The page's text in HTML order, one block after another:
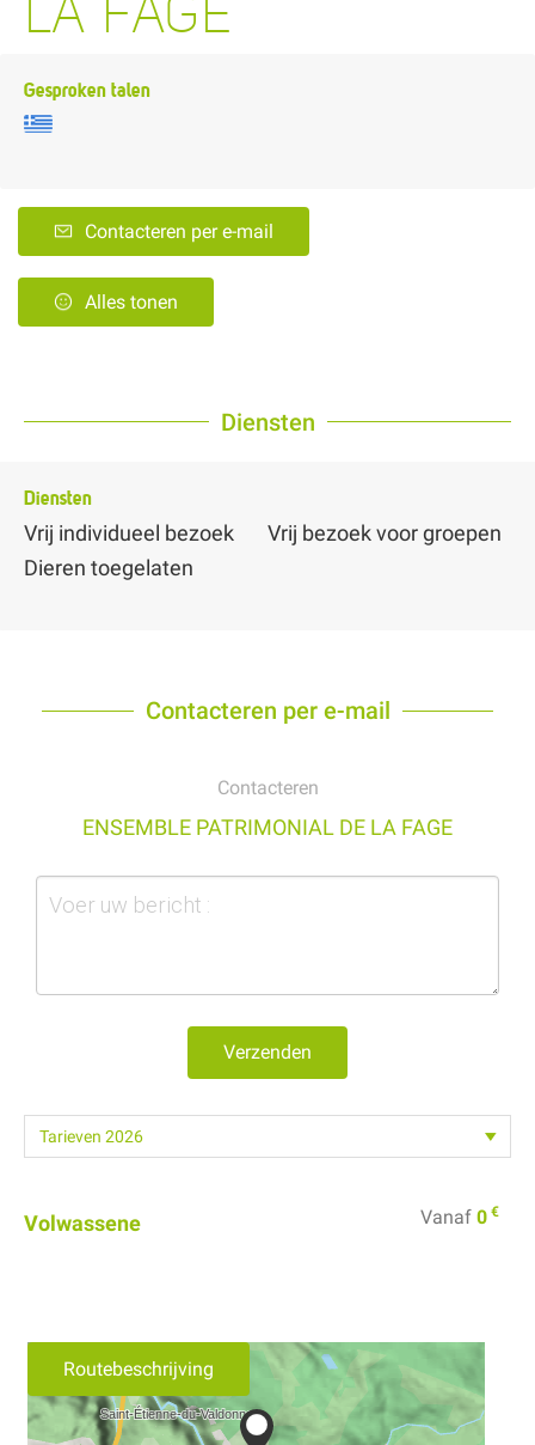
LA FAGE
Gesproken talen
Contacteren per e-mail
Alles tonen
Diensten
Diensten
Vrij individueel bezoek
Dieren toegelaten
Vrij bezoek voor groepen
Contacteren per e-mail
Contacteren
ENSEMBLE PATRIMONIAL DE LA FAGE
Verzenden
Volwassene Vanaf 0 €
Routebeschrijving